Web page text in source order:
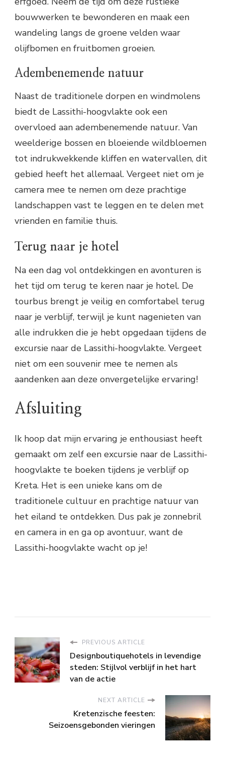
bouwwerken te bewonderen en maak een
wandeling langs de groene velden waar
olijfbomen en fruitbomen groeien.
Adembenemende natuur
Naast de traditionele dorpen en windmolens
biedt de Lassithi-hoogvlakte ook een
overvloed aan adembenemende natuur. Van
weelderige bossen en bloeiende wildbloemen
tot indrukwekkende kliffen en watervallen, dit
gebied heeft het allemaal. Vergeet niet om je
camera mee te nemen om deze prachtige
landschappen vast te leggen en te delen met
vrienden en familie thuis.
Terug naar je hotel
Na een dag vol ontdekkingen en avonturen is
het tijd om terug te keren naar je hotel. De
tourbus brengt je veilig en comfortabel terug
naar je verblijf, terwijl je kunt nagenieten van
alle indrukken die je hebt opgedaan tijdens de
excursie naar de Lassithi-hoogvlakte. Vergeet
niet om een souvenir mee te nemen als
aandenken aan deze onvergetelijke ervaring!
Afsluiting
Ik hoop dat mijn ervaring je enthousiast heeft
gemaakt om zelf een excursie naar de Lassithi-
hoogvlakte te boeken tijdens je verblijf op
Kreta. Het is een unieke kans om de
traditionele cultuur en prachtige natuur van
het eiland te ontdekken. Dus pak je zonnebril
en camera in en ga op avontuur, want de
Lassithi-hoogvlakte wacht op je!
PREVIOUS ARTICLE
Designboutiquehotels in levendige
steden: Stijlvol verblijf in het hart
van de actie
NEXT ARTICLE
Kretenzische feesten:
Seizoensgebonden vieringen